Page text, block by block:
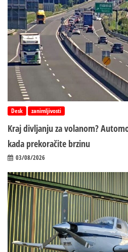
Desk zanimljivosti
Kraj divljanju za volanom?
kada prekoračite brzinu
03/08/2026